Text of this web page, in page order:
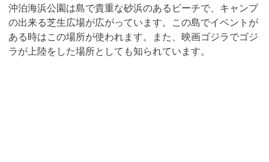
沖泊海浜公園は島で貴重な砂浜のあるビーチで、キャンプ
の出来る芝生広場が広がっています。この島でイベントが
ある時はこの場所が使われます。また、映画ゴジラでゴジ
ラが上陸をした場所としても知られています。